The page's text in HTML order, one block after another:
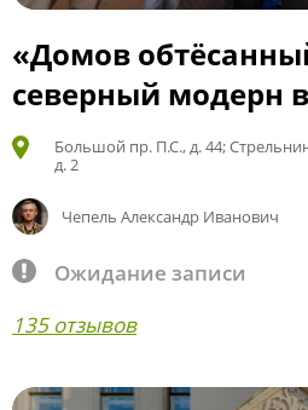
«Домов
северный модерн
Большой пр. П.С., д. 44;
д. 2
Чепель Александр Иванович
Ожидание записи
135 отзывов